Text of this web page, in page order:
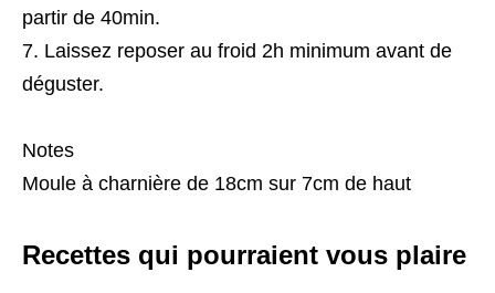
partir de 40min.
Laissez reposer au froid 2h minimum avant de
déguster.
Notes
Moule à charnière de 18cm sur 7cm de haut
Recettes qui pourraient vous plaire